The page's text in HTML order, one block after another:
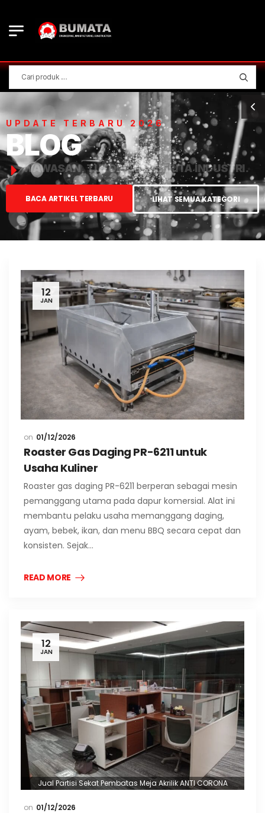
UPDATE TERBARU 2026
BLOG
WAWASAN, TUTORIAL, & BERITA INDUSTRI.
BACA ARTIKEL TERBARU LIHAT SEMUA KATEGORI
12
JAN
01/12/2026
Roaster Gas Daging PR-6211 untuk
Usaha Kuliner
Roaster gas daging PR-6211 berperan sebagai mesin
pemanggang utama pada dapur komersial. Alat ini
membantu pelaku usaha memanggang daging,
ayam, bebek, ikan, dan menu BBQ secara cepat dan
konsisten. Sejak…
READ MORE
12
JAN
Jual Partisi Sekat Pembatas Meja Akrilik ANTI CORONA
01/12/2026